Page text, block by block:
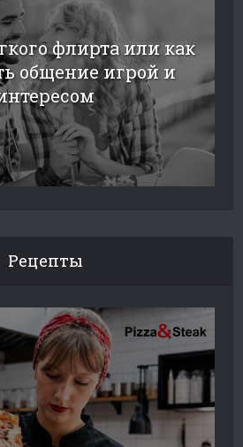
флирта или как
общение игрой и
Рецепты